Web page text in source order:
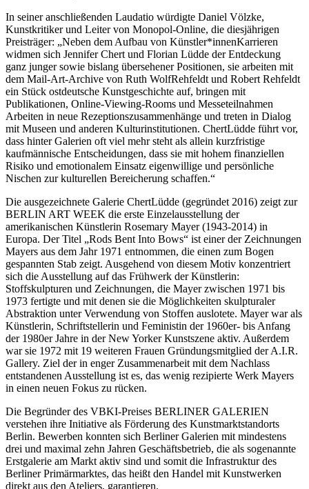
In seiner anschließenden Laudatio würdigte Daniel Völzke,
Kunstkritiker und Leiter von Monopol-Online, die diesjährigen
Preisträger: „Neben dem Aufbau von Künstler*innenKarrieren
widmen sich Jennifer Chert und Florian Lüdde der Entdeckung
ganz junger sowie bislang übersehener Positionen, sie arbeiten mit
dem Mail-Art-Archive von Ruth WolfRehfeldt und Robert Rehfeldt
ein Stück ostdeutsche Kunstgeschichte auf, bringen mit
Publikationen, Online-Viewing-Rooms und Messeteilnahmen
Arbeiten in neue Rezeptionszusammenhänge und treten in Dialog
mit Museen und anderen Kulturinstitutionen. ChertLüdde führt vor,
dass hinter Galerien oft viel mehr steht als allein kurzfristige
kaufmännische Entscheidungen, dass sie mit hohem finanziellen
Risiko und emotionalem Einsatz eigenwillige und persönliche
Nischen zur kulturellen Bereicherung schaffen.“
Die ausgezeichnete Galerie ChertLüdde (gegründet 2016) zeigt zur
BERLIN ART WEEK die erste Einzelausstellung der
amerikanischen Künstlerin Rosemary Mayer (1943-2014) in
Europa. Der Titel „Rods Bent Into Bows“ ist einer der Zeichnungen
Mayers aus dem Jahr 1971 entnommen, die einen zum Bogen
gespannten Stab zeigt. Ausgehend von diesem Motiv konzentriert
sich die Ausstellung auf das Frühwerk der Künstlerin:
Stoffskulpturen und Zeichnungen, die Mayer zwischen 1971 bis
1973 fertigte und mit denen sie die Möglichkeiten skulpturaler
Abstraktion unter Verwendung von Stoffen auslotete. Mayer war als
Künstlerin, Schriftstellerin und Feministin der 1960er- bis Anfang
der 1980er Jahre in der New Yorker Kunstszene aktiv. Außerdem
war sie 1972 mit 19 weiteren Frauen Gründungsmitglied der A.I.R.
Gallery. Ziel der in enger Zusammenarbeit mit dem Nachlass
entstandenen Ausstellung ist es, das wenig rezipierte Werk Mayers
in einen neuen Fokus zu rücken.
Die Begründer des VBKI-Preises BERLINER GALERIEN
verstehen ihre Initiative als Förderung des Kunstmarktstandorts
Berlin. Bewerben konnten sich Berliner Galerien mit mindestens
drei und maximal zehn Jahren Geschäftsbetrieb, die als sogenannte
Erstgalerie am Markt aktiv sind und somit die Infrastruktur des
Berliner Primärmarktes, das heißt den Handel mit Kunstwerken
direkt aus den Ateliers, garantieren.